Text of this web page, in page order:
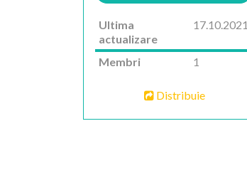
Ultima
actualizare
17.10.2021
Membri 1
Distribuie